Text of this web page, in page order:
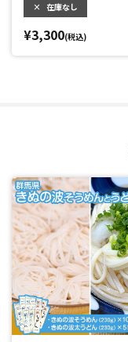
× 在庫なし
¥3,300(税込)